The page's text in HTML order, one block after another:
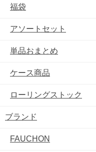
福袋
アソートセット
単品おまとめ
ケース商品
ローリングストック
ブランド
FAUCHON